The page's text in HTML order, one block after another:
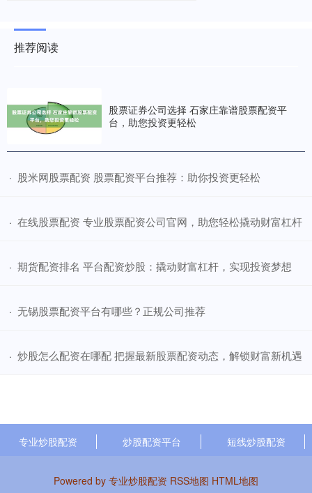
推荐阅读
股票证券公司选择 石家庄靠谱股票配资平
台，助您投资更轻松
· ​股米网股票配资 股票配资平台推荐：助你投资更轻松
· ​在线股票配资 专业股票配资公司官网，助您轻松撬动财富杠杆
· ​期货配资排名 平台配资炒股：撬动财富杠杆，实现投资梦想
· ​无锡股票配资平台有哪些？正规公司推荐
· ​炒股怎么配资在哪配 把握最新股票配资动态，解锁财富新机遇
专业炒股配资 炒股配资平台 短线炒股配资
Powered by 专业炒股配资 RSS地图 HTML地图